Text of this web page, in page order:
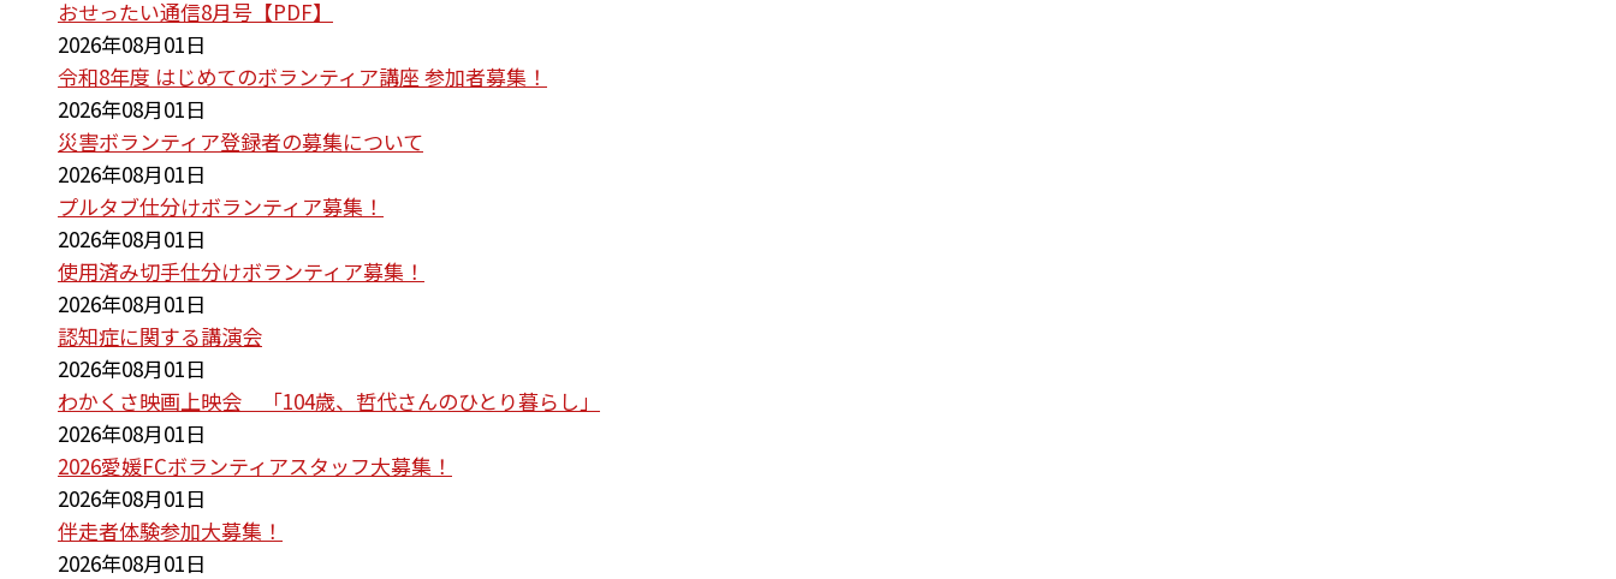
おせったい通信8月号【PDF】
2026年08月01日
令和8年度 はじめてのボランティア講座 参加者募集！
2026年08月01日
災害ボランティア登録者の募集について
2026年08月01日
プルタブ仕分けボランティア募集！
2026年08月01日
使用済み切手仕分けボランティア募集！
2026年08月01日
認知症に関する講演会
2026年08月01日
わかくさ映画上映会 「104歳、哲代さんのひとり暮らし」
2026年08月01日
2026愛媛FCボランティアスタッフ大募集！
2026年08月01日
伴走者体験参加大募集！
2026年08月01日